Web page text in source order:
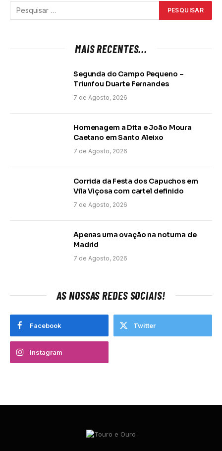
MAIS RECENTES...
Segunda do Campo Pequeno –
Triunfou Duarte Fernandes
7 de Agosto, 2026
Homenagem a Dita e João Moura
Caetano em Santo Aleixo
7 de Agosto, 2026
Corrida da Festa dos Capuchos em
Vila Viçosa com cartel definido
7 de Agosto, 2026
Apenas uma ovação na noturna de
Madrid
7 de Agosto, 2026
AS NOSSAS REDES SOCIAIS!
Facebook Twitter
Instagram